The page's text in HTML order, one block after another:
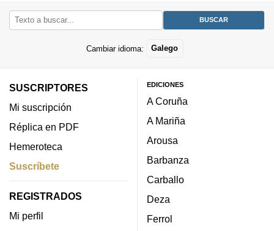
Cambiar idioma: Galego
SUSCRIPTORES
Mi suscripción
Réplica en PDF
Hemeroteca
Suscríbete
REGISTRADOS
Mi perfil
EDICIONES
A Coruña
A Mariña
Arousa
Barbanza
Carballo
Deza
Ferrol